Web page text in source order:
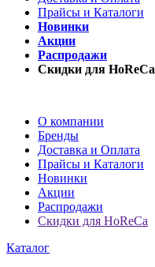
Прайсы и Каталоги
Новинки
Акции
Распродажи
Скидки для HoReCa
О компании
Бренды
Доставка и Оплата
Прайсы и Каталоги
Новинки
Акции
Распродажи
Скидки для HoReCa
Каталог